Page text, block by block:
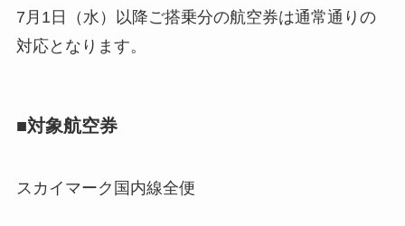
7月1日（水）以降ご搭乗分の航空券は通常通りの
対応となります。
■対象航空券
スカイマーク国内線全便